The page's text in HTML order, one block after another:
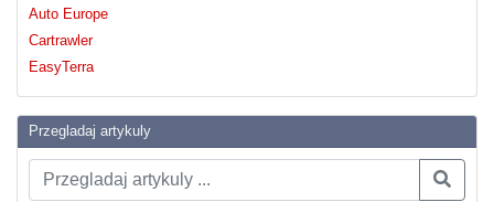
Auto Europe
Cartrawler
EasyTerra
Przegladaj artykuly